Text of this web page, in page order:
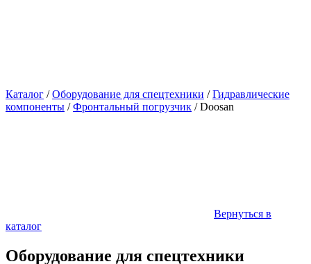
Каталог /Оборудование для спецтехники /Гидравлические
компоненты /Фронтальный погрузчик /Doosan
Вернуться в
каталог
Оборудование для спецтехники